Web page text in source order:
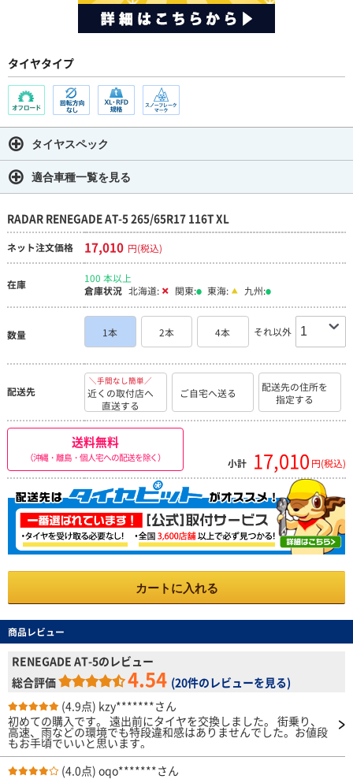
タイヤタイプ
タイヤスペック
適合車種一覧を見る
RADAR RENEGADE AT-5 265/65R17 116T XL
ネット注文価格 17,010 円(税込)
在庫
100 本以上
倉庫状況 北海道: 関東: 東海: 九州:
数量 1本 2本 4本 それ以外
配送先
＼手間なし簡単／
近くの取付店へ
直送する
ご自宅へ送る
配送先の住所を
指定する
送料無料
（沖縄・離島・個人宅への配送を除く） 小計 17,010 円(税込)
カートに入れる
商品レビュー
RENEGADE AT-5のレビュー
総合評価
4.54 (20件のレビューを見る)
(4.9点) kzy*******さん
初めての購入です。 遠出前にタイヤを交換しました。 街乗り、
高速、雨などの環境でも特段違和感はありませんでした。お値段
もお手頃でいいと思います。
(4.0点) oqo*******さん